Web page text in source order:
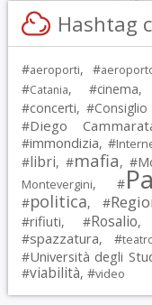
Hashtag
#aeroporti, #
#Catania, #cinema,
#concerti, #
#Diego
#immondizia, #
#libri, #mafia, #
Montevergini, #
#politica, #
#rifiuti, #Rosalio,
#spazzatura, #
#Università degli
#viabilità, #video